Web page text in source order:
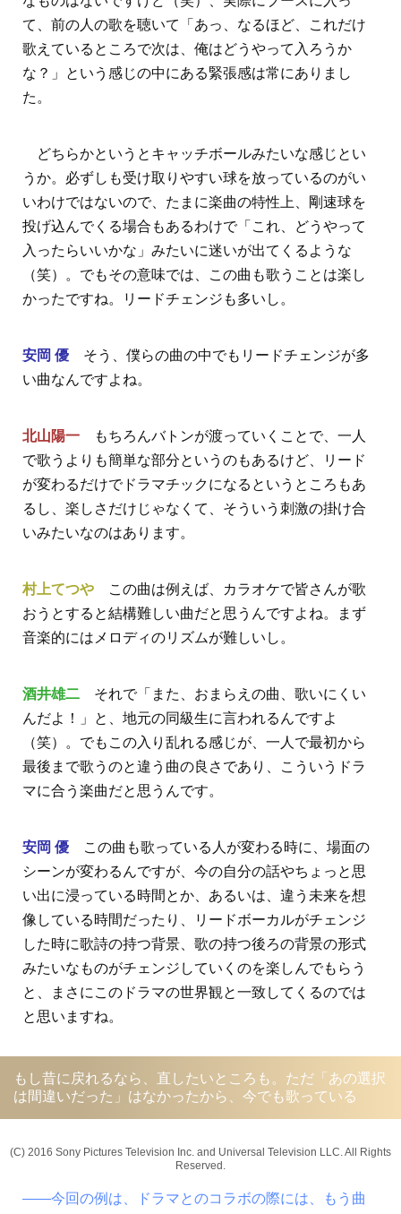
て、前の人の歌を聴いて「あっ、なるほど、これだけ
歌えているところで次は、俺はどうやって入ろうか
な？」という感じの中にある緊張感は常にありまし
た。
どちらかというとキャッチボールみたいな感じとい
うか。必ずしも受け取りやすい球を放っているのがい
いわけではないので、たまに楽曲の特性上、剛速球を
投げ込んでくる場合もあるわけで「これ、どうやって
入ったらいいかな」みたいに迷いが出てくるような
（笑）。でもその意味では、この曲も歌うことは楽し
かったですね。リードチェンジも多いし。
安岡 優 そう、僕らの曲の中でもリードチェンジが多
い曲なんですよね。
北山陽一
もちろんバトンが渡っていくことで、一人
で歌うよりも簡単な部分というのもあるけど、リード
が変わるだけでドラマチックになるというところもあ
るし、楽しさだけじゃなくて、そういう刺激の掛け合
いみたいなのはあります。
村上てつや
この曲は例えば、カラオケで皆さんが歌
おうとすると結構難しい曲だと思うんですよね。まず
音楽的にはメロディのリズムが難しいし。
酒井雄二 それで「また、おまらえの曲、歌いにくい
んだよ！」と、地元の同級生に言われるんですよ
（笑）。でもこの入り乱れる感じが、一人で最初から
最後まで歌うのと違う曲の良さであり、こういうドラ
マに合う楽曲だと思うんです。
安岡 優
この曲も歌っている人が変わる時に、場面の
シーンが変わるんですが、今の自分の話やちょっと思
い出に浸っている時間とか、あるいは、違う未来を想
像している時間だったり、リードボーカルがチェンジ
した時に歌詩の持つ背景、歌の持つ後ろの背景の形式
みたいなものがチェンジしていくのを楽しんでもらう
と、まさにこのドラマの世界観と一致してくるのでは
と思いますね。
もし昔に戻れるなら、直したいところも。ただ「あの選択
は間違いだった」はなかったから、今でも歌っている
(C) 2016 Sony Pictures Television Inc. and Universal Television LLC. All Rights
Reserved.
――今回の例は、ドラマとのコラボの際には、もう曲